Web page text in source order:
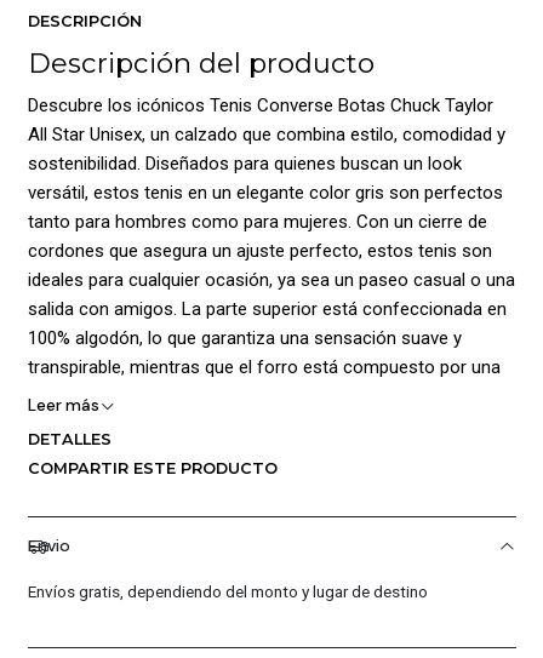
DESCRIPCIÓN
Descripción del producto
Descubre los icónicos Tenis Converse Botas Chuck Taylor
All Star Unisex, un calzado que combina estilo, comodidad y
sostenibilidad. Diseñados para quienes buscan un look
versátil, estos tenis en un elegante color gris son perfectos
tanto para hombres como para mujeres. Con un cierre de
cordones que asegura un ajuste perfecto, estos tenis son
ideales para cualquier ocasión, ya sea un paseo casual o una
salida con amigos. La parte superior está confeccionada en
100% algodón, lo que garantiza una sensación suave y
transpirable, mientras que el forro está compuesto por una
mezcla innovadora de materiales reciclados, incluyendo
ofrece un excelente agarre y tracción en diversas
siente cómodo y ligero. Los Tenis Converse Botas Chuck
Leer más
DETALLES
COMPARTIR ESTE PRODUCTO
Envio
Envíos gratis, dependiendo del monto y lugar de destino